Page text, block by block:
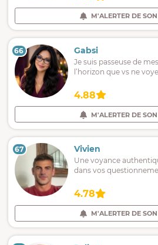
M'ALERTER DE
66 Gabsi
Je suis passeuse de
l’horizon que vs ne
4.88
M'ALERTER DE
67 Vivien
Une voyance
dans vos
4.78
M'ALERTER DE